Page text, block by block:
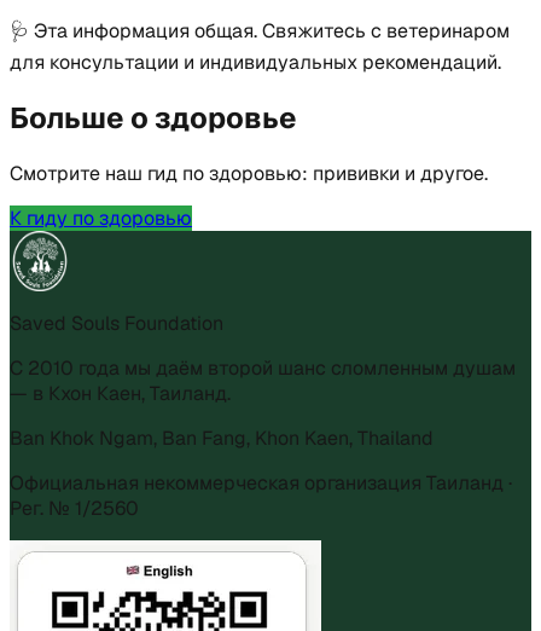
🩺 Эта информация общая. Свяжитесь с ветеринаром
для консультации и индивидуальных рекомендаций.
Больше о здоровье
Смотрите наш гид по здоровью: прививки и другое.
К гиду по здоровью
Saved Souls Foundation
С 2010 года мы даём второй шанс сломленным душам
— в Кхон Каен, Таиланд.
Ban Khok Ngam, Ban Fang, Khon Kaen, Thailand
Официальная некоммерческая организация Таиланд ·
Рег. № 1/2560